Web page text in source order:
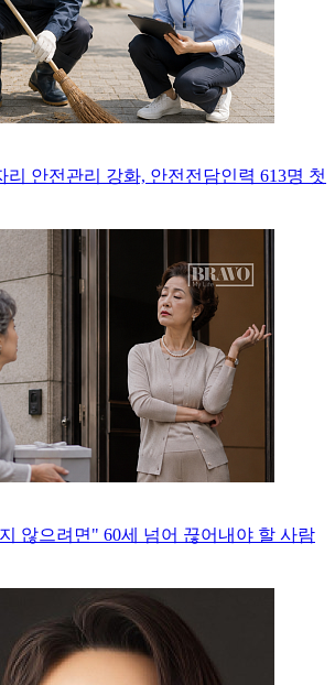
리 안전관리 강화, 안전전담인력 613명 첫
않으려면" 60세 넘어 끊어내야 할 사람